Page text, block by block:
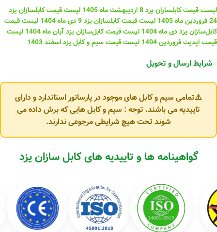
لیست قیمت کابلسازان یزد 8 اردیبهشت ماه 1405
لیست قیمت کابلسازان یزد
24 فروردین ماه 1405
لیست قیمت کابلسازان یزد 9 دی ماه 1404
لیست قیمت
کابل‌سازان یزد دی ماه 1404
لیست قیمت کابل‌سازان یزد آبان ماه 1404
لیست
قیمت اپدیت فروردین 1404
لیست قیمت سیم و کابل یزد اسفند 1403
شرایط ارسال و تحویل
⚠️تمامی سیم و کابل های موجود در پارسانور استاندارد و دارای
تاییدیه می باشند. توجه : سیم و کابل هایی که برش داده می
شوند تحت هیچ شرایطی مرجوعی ندارند.
گواهینامه ها و تاییدیه های کابل سازان یزد